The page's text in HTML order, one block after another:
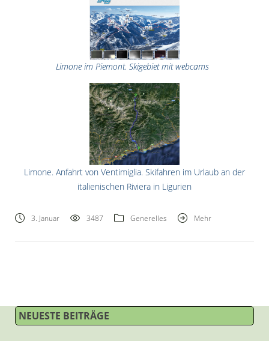
Limone im Piemont. Skigebiet mit webcams
Limone. Anfahrt von Ventimiglia. Skifahren im Urlaub an der
italienischen Riviera in Ligurien
3. Januar 3487 Generelles Mehr
NEUESTE BEITRÄGE